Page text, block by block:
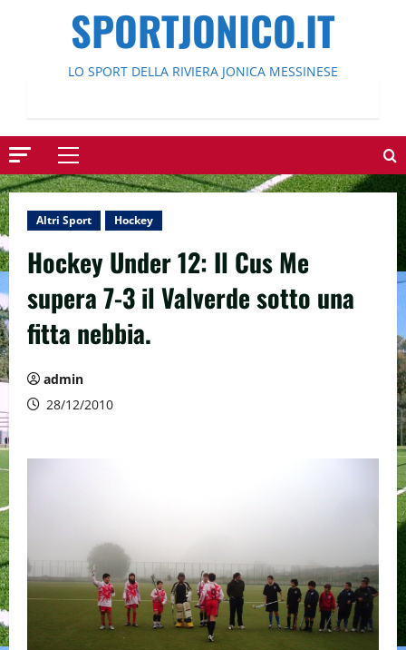
SPORTJONICO.IT
LO SPORT DELLA RIVIERA JONICA MESSINESE
Menu
principale
Altri Sport Hockey
Hockey Under 12: Il Cus Me
supera 7-3 il Valverde sotto una
fitta nebbia.
admin
28/12/2010